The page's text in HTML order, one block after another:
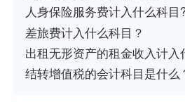
人身保险服务费计入什么科目
差旅费计入什么科目？
出租无形资产的租金收入计入
结转增值税的会计科目是什么